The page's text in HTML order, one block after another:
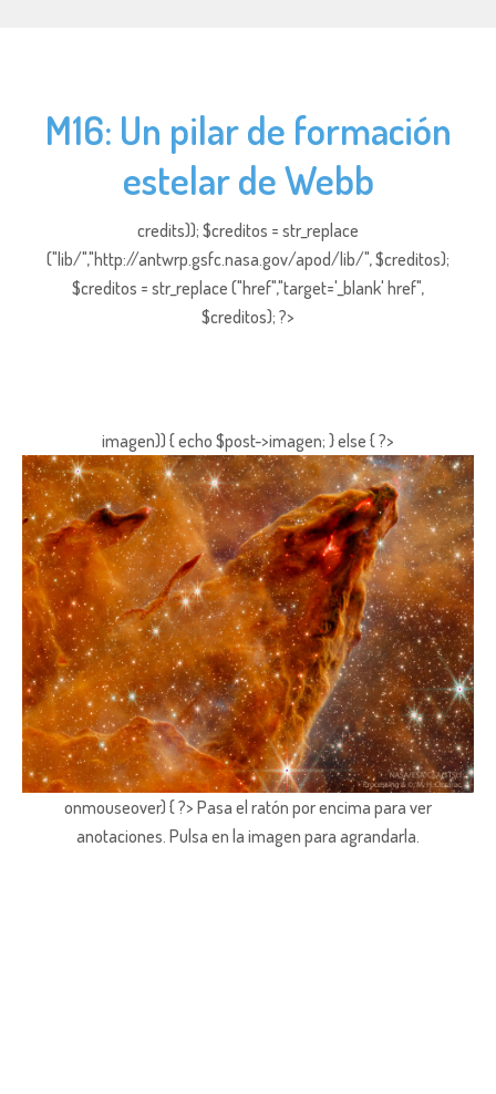
M16: Un pilar de formación
estelar de Webb
credits)); $creditos = str_replace
("lib/","http://antwrp.gsfc.nasa.gov/apod/lib/", $creditos);
$creditos = str_replace ("href","target='_blank' href",
$creditos); ?>
imagen)) { echo $post->imagen; } else { ?>
onmouseover) { ?> Pasa el ratón por encima para ver
anotaciones. Pulsa en la imagen para agrandarla.